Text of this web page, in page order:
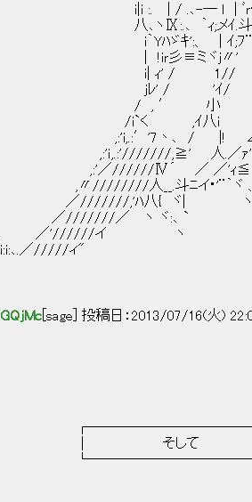
― l | ﾞｒく;ミｭ､`_
､ ｀ｨ;メｲ.斗≦￣
ｷ':、 | ｲ;ﾌ¨ヾ
≡ミヾj〃' /
1// ／､
/ / ,斗匕
／,イⅣ.: : :
i ｲ {:{ﾞ､_ : : : :
/ |! ∠i:| }j ヾ:=ﾐｰ: : .│
,≧' 人.／ｧ'/`:､ ´
Ⅳ´ ／ ／'ｨ≦ぅ
__.斗ﾆイ･'¨｀ヾ
ﾊ八{ ヾ| ヽヽ
///////／ ヽ ヾ:､ `
､ ／'//////イ ヽ
i:i:i:､.／/////ィ" }:
[sage] 投稿日：2013/07/16(火)
して